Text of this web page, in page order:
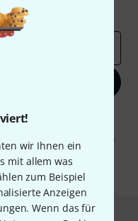
wir Ihnen ein
mit allem was
zum Beispiel
Anzeigen
Wenn das für
Thomann Insights
Sie dem Erhalt von E-Mail-
zu. Die
Informationen finden Sie in
.